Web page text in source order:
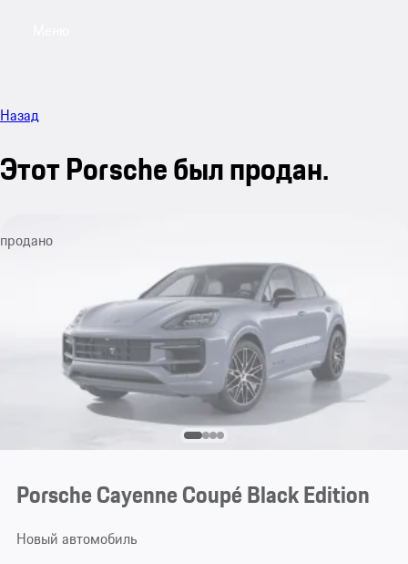
Назад
Этот Porsche был продан.
продано
Porsche Cayenne Coupé Black Edition
Новый автомобиль